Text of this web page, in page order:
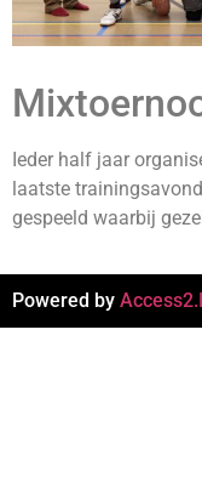
Ieder half jaar
laatste
gespeeld waarbij
Powered by